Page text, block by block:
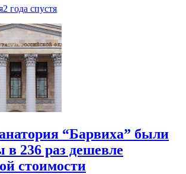
2 года спустя
“Барвиха” были
в 236 раз дешевле
стоимости